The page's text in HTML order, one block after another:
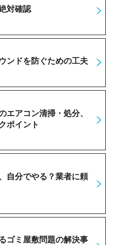
対確認
ンドを防ぐための工夫
エアコン清掃・処分、
ポイント
自分でやる？業者に頼
ゴミ屋敷問題の解決事